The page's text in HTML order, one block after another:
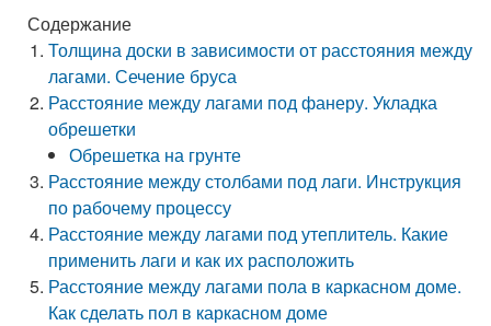
Содержание
Толщина доски в зависимости от расстояния между
лагами. Сечение бруса
Расстояние между лагами под фанеру. Укладка
обрешетки
Обрешетка на грунте
Расстояние между столбами под лаги. Инструкция
по рабочему процессу
Расстояние между лагами под утеплитель. Какие
применить лаги и как их расположить
Расстояние между лагами пола в каркасном доме.
Как сделать пол в каркасном доме